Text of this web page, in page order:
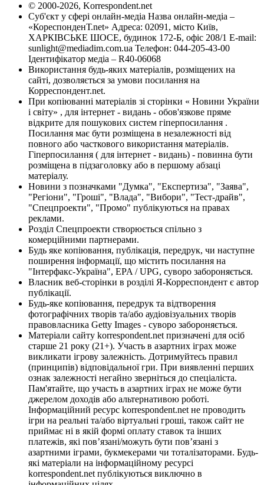
© 2000-2026, Korrespondent.net
Суб'єкт у сфері онлайн-медіа Назва онлайн-медіа –
«КореспонденТ.net» Адреса: 02091, місто Київ,
ХАРКІВСЬКЕ ШОСЕ, будинок 172-Б, офіс 208/1 E-mail:
sunlight@mediadim.com.ua Телефон: 044-205-43-00
Ідентифікатор медіа – R40-06068
Використання будь-яких матеріалів, розміщених на
сайті, дозволяється за умови посилання на
Корреспондент.net.
При копіюванні матеріалів зі сторінки « Новини України
і світу» , для інтернет - видань - обов'язкове пряме
відкрите для пошукових систем гіперпосилання .
Посилання має бути розміщена в незалежності від
повного або часткового використання матеріалів.
Гіперпосилання ( для інтернет - видань) - повинна бути
розміщена в підзаголовку або в першому абзаці
матеріалу.
Новини з позначками "Думка", "Експертиза", "Заява",
"Регіони", "Гроші", "Влада", "Вибори", "Тест-драйв",
"Спецпроекти", "Промо" публікуються на правах
реклами.
Розділ Спецпроекти створюється спільно з
комерційними партнерами.
Будь яке копіювання, публікація, передрук, чи наступне
поширення інформації, що містить посилання на
"Інтерфакс-Україна", EPA / UPG, суворо забороняється.
Власник веб-сторінки в розділі Я-Корреспондент є автор
публікації.
Будь-яке копіювання, передрук та відтворення
фотографічних творів та/або аудіовізуальних творів
правовласника Getty Images - суворо забороняється.
Матеріали сайту korrespondent.net призначені для осіб
старше 21 року (21+). Участь в азартних іграх може
викликати ігрову залежність. Дотримуйтесь правил
(принципів) відповідальної гри. При виявленні перших
ознак залежності негайно зверніться до спеціаліста.
Пам'ятайте, що участь в азартних іграх не може бути
джерелом доходів або альтернативою роботі.
Інформаційний ресурс korrespondent.net не проводить
ігри на реальні та/або віртуальні гроші, також сайт не
приймає ні в якій формі оплату ставок та інших
платежів, які пов’язані/можуть бути пов’язані з
азартними іграми, букмекерами чи тоталізаторами. Будь-
які матеріали на інформаційному ресурсі
korrespondent.net публікуються виключно в